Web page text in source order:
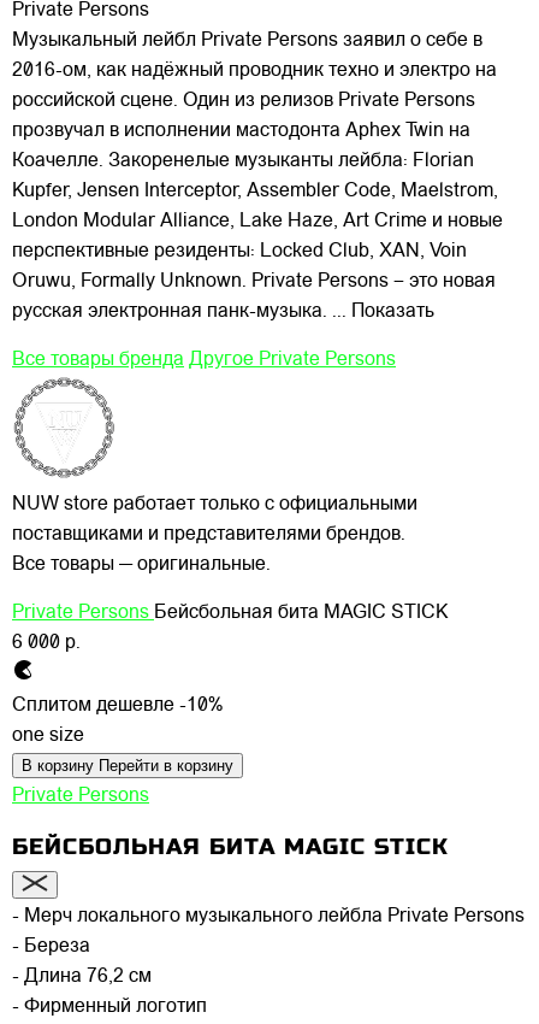
Private Persons
Музыкальный лейбл Private Persons заявил о себе в
2016-ом, как надёжный проводник техно и электро на
российской сцене. Один из релизов Private Persons
прозвучал в исполнении мастодонта Aphex Twin на
Коачелле. Закоренелые музыканты лейбла: Florian
Kupfer, Jensen Interceptor, Assembler Code, Maelstrom,
London Modular Alliance, Lake Haze, Art Crime и новые
перспективные резиденты: Locked Club, XAN, Voin
Oruwu, Formally Unknown. Private Persons – это новая
русская электронная панк-музыка. ... Показать
Все товары бренда Другое Private Persons
NUW store работает только с официальными
поставщиками и представителями брендов.
Все товары — оригинальные.
Private Persons Бейсбольная бита MAGIC STICK
6 000 р.
Сплитом дешевле -10%
one size
В корзину Перейти в корзину
Private Persons
БЕЙСБОЛЬНАЯ БИТА MAGIC STICK
- Мерч локального музыкального лейбла Private Persons
- Береза
- Длина 76,2 см
- Фирменный логотип